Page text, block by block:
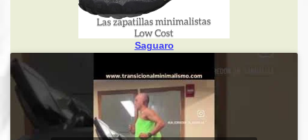
Saguaro